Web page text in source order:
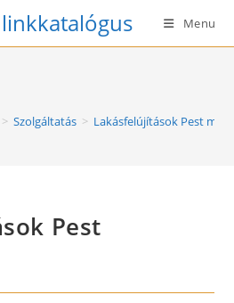
Menu
> Szolgáltatás > Lakásfelújítások Pest
Pest